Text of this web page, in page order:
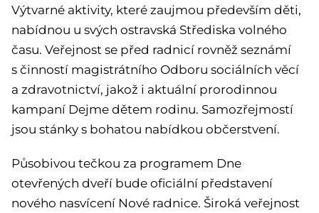
Výtvarné aktivity, které zaujmou především děti,
nabídnou u svých ostravská Střediska volného
času. Veřejnost se před radnicí rovněž seznámí
s činností magistrátního Odboru sociálních věcí
a zdravotnictví, jakož i aktuální prorodinnou
kampaní Dejme dětem rodinu. Samozřejmostí
jsou stánky s bohatou nabídkou občerstvení.
Působivou tečkou za programem Dne
otevřených dveří bude oficiální představení
nového nasvícení Nové radnice. Široká veřejnost